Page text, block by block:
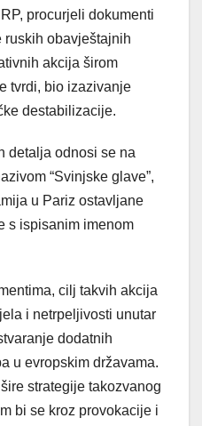
procurjeli dokumenti
ruskih obavještajnih
akcija širom
tvrdi, bio izazivanje
destabilizacije.
detalja odnosi se na
“Svinjske glave”,
u Pariz ostavljane
s ispisanim imenom
cilj takvih akcija
i netrpeljivosti unutar
dodatnih
u evropskim državama.
strategije takozvanog
bi se kroz provokacije i